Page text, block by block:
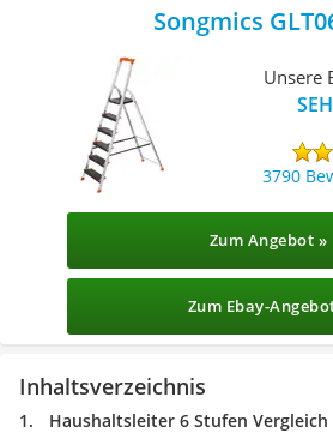
Songmics
Unsere
3790
Zum Angebot »
Zum Ebay-
Inhaltsverzeichnis
Haushaltsleiter 6 Stufen Vergleich